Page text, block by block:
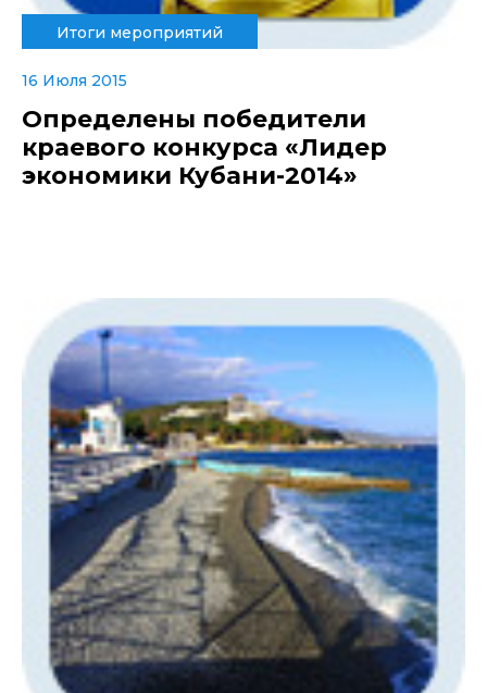
Итоги мероприятий
16 Июля 2015
Определены победители
краевого конкурса «Лидер
экономики Кубани-2014»